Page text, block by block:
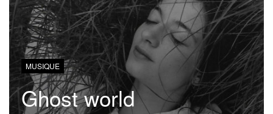
MUSIQUE
Ghost world